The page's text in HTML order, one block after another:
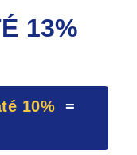
13%
10% =